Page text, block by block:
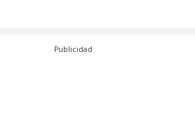
Publicidad